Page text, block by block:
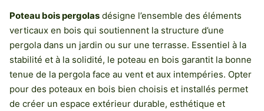
Poteau bois pergolas désigne l’ensemble des éléments
verticaux en bois qui soutiennent la structure d’une
pergola dans un jardin ou sur une terrasse. Essentiel à la
stabilité et à la solidité, le poteau en bois garantit la bonne
tenue de la pergola face au vent et aux intempéries. Opter
pour des poteaux en bois bien choisis et installés permet
de créer un espace extérieur durable, esthétique et